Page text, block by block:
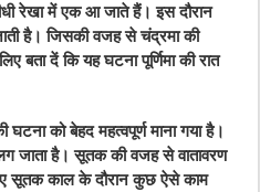
रेखा में एक आ जाते हैं। इस दौरान
है। जिसकी वजह से चंद्रमा की
बता दें कि यह घटना पूर्णिमा की रात
घटना को बेहद महत्वपूर्ण माना गया है।
है। सूतक की वजह से वातावरण
सूतक काल के दौरान कुछ ऐसे काम